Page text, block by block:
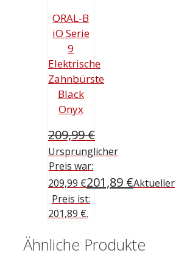
ORAL-B
iO Serie
9
Elektrische
Zahnbürste
Black
Onyx
209,99€
Ursprünglicher
Preis war:
209,99 €201,89 €Aktueller
Preis ist:
201,89 €.
Ähnliche Produkte